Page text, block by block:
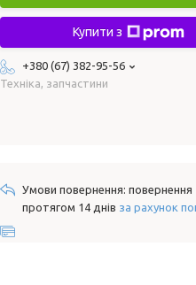
Купити з
+380 (67) 382-95-56
Техніка, запчастини
повернення
протягом 14 днів за рахунок